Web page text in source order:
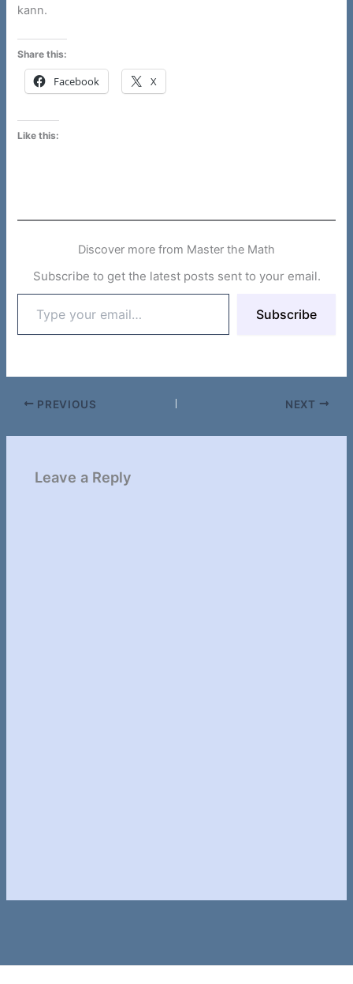
kann.
Share this:
Facebook X
Like this:
Discover more from Master the Math
Subscribe to get the latest posts sent to your email.
your
email…
Subscribe
PREVIOUS NEXT
Leave a Reply